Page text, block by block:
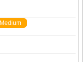
Medium